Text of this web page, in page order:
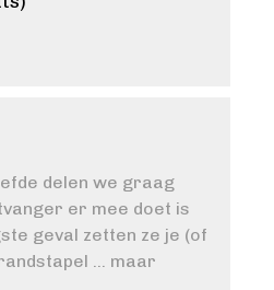
delen we graag
er mee doet is
geval zetten ze je (of
… maar